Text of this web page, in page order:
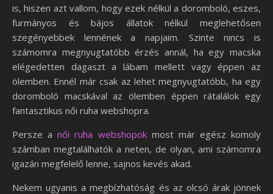
is, hiszen azt vallom, hogy ezek nélkül a doromboló, eszes,
furmányos és bájos állatok nélkül meglehetősen
szegényebbek lennének a napjaim. Szinte nincs is
számomra megnyugtatóbb érzés annál, ha egy macska
elégedetten dagaszt a lábam mellett vagy éppen az
ölemben. Ennél már csak az lehet megnyugtatóbb, ha egy
doromboló macskával az ölemben éppen rátalálok egy
fantasztikus női ruha webshopra.
Persze anői ruha webshopok most már egész komoly
számban megtalálhatók a neten, de olyan, ami számomra
igazán megfelelő lenne, sajnos kevés akad.
Nekem ugyanis a megbízhatóság és az olcsó árak jönnek